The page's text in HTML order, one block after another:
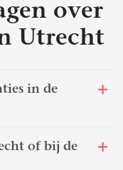
over
Utrecht
in de
of bij de